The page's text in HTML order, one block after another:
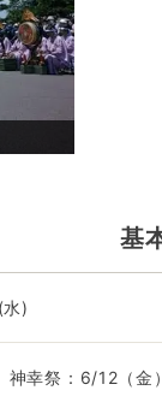
基
)
神幸祭：6/12（